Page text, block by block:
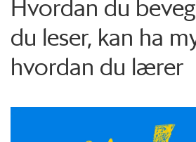
Hvordan du
du leser, kan ha
hvordan du lærer